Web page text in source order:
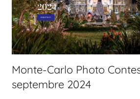
Monte-Carlo Photo
septembre 2024